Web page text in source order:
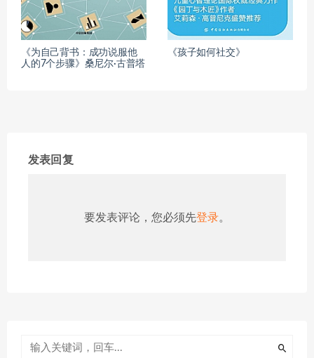
《为自己背书：成功说服他
人的7个步骤》桑尼尔·古普塔
《孩子如何社交》
发表回复
要发表评论，您必须先登录。